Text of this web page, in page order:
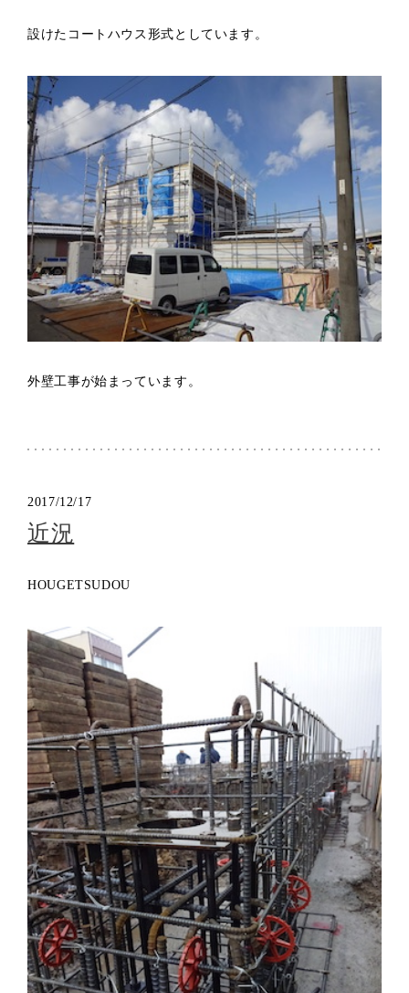
設けたコートハウス形式としています。
外壁工事が始まっています。
2017/12/17
近況
HOUGETSUDOU